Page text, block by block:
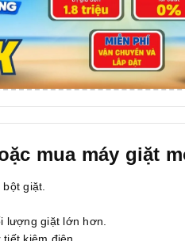
mua máy giặt
giặt.
lượng giặt lớn hơn.